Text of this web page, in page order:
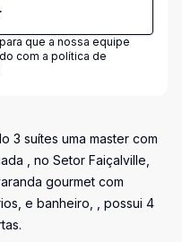
que a nossa equipe
com a política de
3 suítes uma master com
, no Setor Faiçalville,
gourmet com
e banheiro, , possui 4